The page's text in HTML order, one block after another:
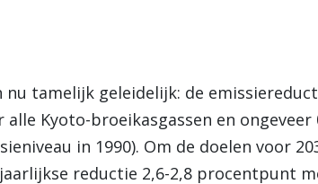
nu tamelijk geleidelijk: de
Kyoto-broeikasgassen en
in 1990). Om de doelen voor
reductie 2,6-2,8 procentpunt